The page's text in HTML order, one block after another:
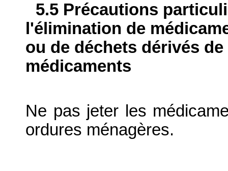
5.5 Précautions
l'élimination de
ou de déchets dérivés
médicaments
Ne pas jeter les
ordures ménagères.